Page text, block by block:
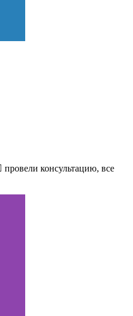
провели консультацию, все